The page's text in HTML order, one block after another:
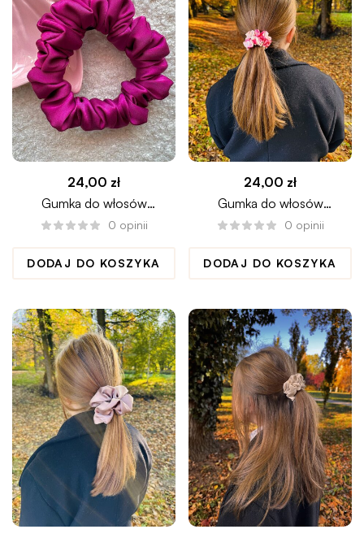
24,00 zł
Gumka do włosów
scrunchie AMARANT mini
0 opinii
DODAJ DO KOSZYKA
24,00 zł
Gumka do włosów
BELLISSIMA mini
0 opinii
DODAJ DO KOSZYKA